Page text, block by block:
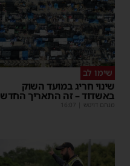
שימו לב
שינוי חריג במועד השוק
באשדוד – זה התאריך החדש
מנחם דויטש 16:07